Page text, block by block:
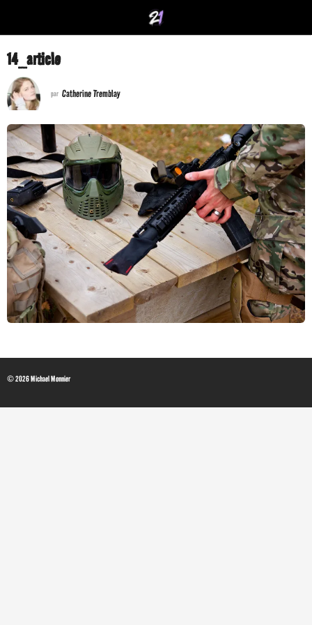
14_article
par Catherine Tremblay
© 2026 Michael Monnier